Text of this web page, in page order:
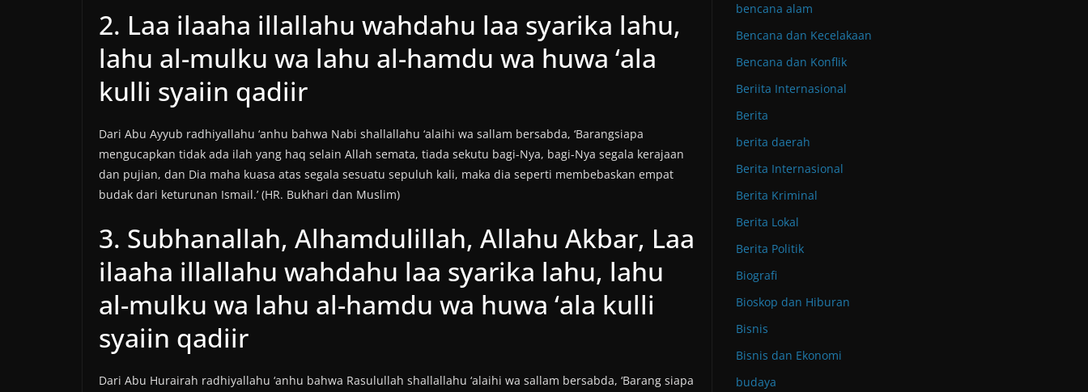
2. Laa ilaaha illallahu wahdahu laa syarika lahu,
lahu al-mulku wa lahu al-hamdu wa huwa ‘ala
kulli syaiin qadiir
Dari Abu Ayyub radhiyallahu ‘anhu bahwa Nabi shallallahu ‘alaihi wa sallam bersabda, ‘Barangsiapa
mengucapkan tidak ada ilah yang haq selain Allah semata, tiada sekutu bagi-Nya, bagi-Nya segala kerajaan
dan pujian, dan Dia maha kuasa atas segala sesuatu sepuluh kali, maka dia seperti membebaskan empat
budak dari keturunan Ismail.’ (HR. Bukhari dan Muslim)
3. Subhanallah, Alhamdulillah, Allahu Akbar, Laa
ilaaha illallahu wahdahu laa syarika lahu, lahu
al-mulku wa lahu al-hamdu wa huwa ‘ala kulli
syaiin qadiir
Dari Abu Hurairah radhiyallahu ‘anhu bahwa Rasulullah shallallahu ‘alaihi wa sallam bersabda, ‘Barang siapa
bencana alam
Bencana dan Kecelakaan
Bencana dan Konflik
Beriita Internasional
Berita
berita daerah
Berita Internasional
Berita Kriminal
Berita Lokal
Berita Politik
Biografi
Bioskop dan Hiburan
Bisnis
Bisnis dan Ekonomi
budaya